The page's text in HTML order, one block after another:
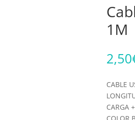
1M
2,50
CABLE
CARGA